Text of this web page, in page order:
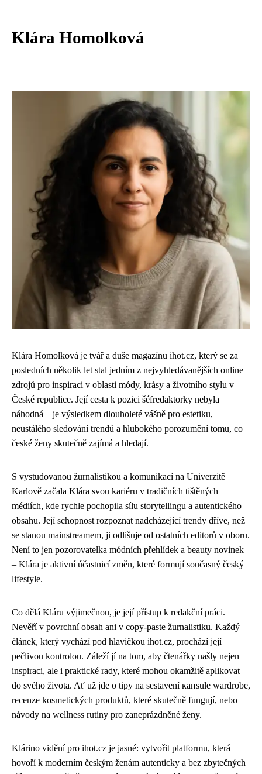
Klára Homolková
Klára Homolková je tvář a duše magazínu ihot.cz, který se za
posledních několik let stal jedním z nejvyhledávanějších online
zdrojů pro inspiraci v oblasti módy, krásy a životního stylu v
České republice. Její cesta k pozici šéfredaktorky nebyla
náhodná – je výsledkem dlouholeté vášně pro estetiku,
neustálého sledování trendů a hlubokého porozumění tomu, co
české ženy skutečně zajímá a hledají.
S vystudovanou žurnalistikou a komunikací na Univerzitě
Karlově začala Klára svou kariéru v tradičních tištěných
médiích, kde rychle pochopila sílu storytellingu a autentického
obsahu. Její schopnost rozpoznat nadcházející trendy dříve, než
se stanou mainstreamem, ji odlišuje od ostatních editorů v oboru.
Není to jen pozorovatelka módních přehlídek a beauty novinek
– Klára je aktivní účastnicí změn, které formují současný český
lifestyle.
Co dělá Kláru výjimečnou, je její přístup k redakční práci.
Nevěří v povrchní obsah ani v copy-paste žurnalistiku. Každý
článek, který vychází pod hlavičkou ihot.cz, prochází její
pečlivou kontrolou. Záleží jí na tom, aby čtenářky našly nejen
inspiraci, ale i praktické rady, které mohou okamžitě aplikovat
do svého života. Ať už jde o tipy na sestavení капsule wardrobe,
recenze kosmetických produktů, které skutečně fungují, nebo
návody na wellness rutiny pro zaneprázdněné ženy.
Klárino vidění pro ihot.cz je jasné: vytvořit platformu, která
hovoří k moderním českým ženám autenticky a bez zbytečných